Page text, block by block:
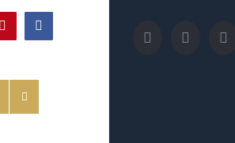
PinterestFacebook